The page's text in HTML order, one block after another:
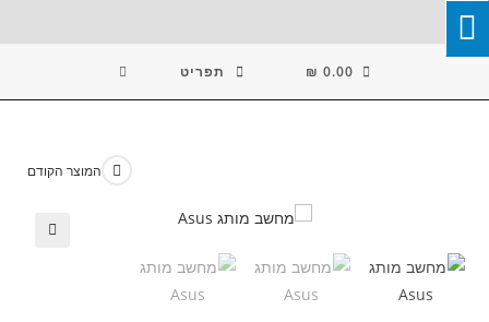
Skip
To
₪ 0.00 תפריט
המוצר הקודם